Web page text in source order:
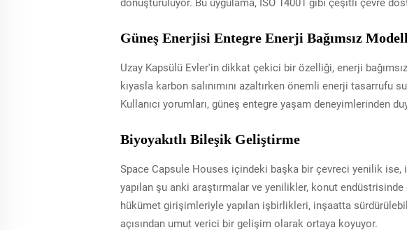
Güneş Enerjisi Entegre Enerji Bağımsız
Uzay Kapsülü Evler'in dikkat çekici bir özelliği, enerji
kıyasla karbon salınımını azaltırken önemli enerji
Kullanıcı yorumları, güneş entegre yaşam deneyimlerinden
Biyoyakıtlı Bileşik Geliştirme
Space Capsule Houses içindeki başka bir çevreci yenilik
yapılan şu anki araştırmalar ve yenilikler, konut
hükümet girişimleriyle yapılan işbirlikleri, inşaatta
açısından umut verici bir gelişim olarak ortaya koyuyor.